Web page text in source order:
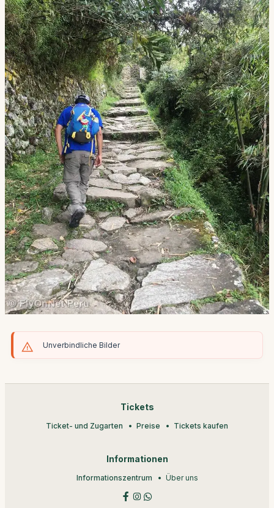
Unverbindliche Bilder
Tickets
Ticket- und Zugarten Preise Tickets kaufen
Informationen
Informationszentrum Über uns